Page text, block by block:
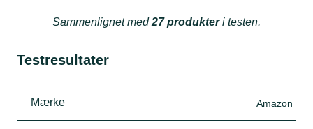
Sammenlignet med27 produkteri testen.
Testresultater
Mærke Amazon